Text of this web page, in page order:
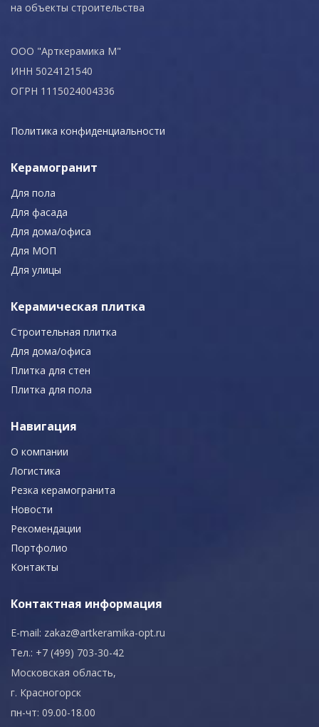
на объекты строительства
ООО "Арткерамика М"
ИНН 5024121540
ОГРН 1115024004336
Политика конфиденциальности
Керамогранит
Для пола
Для фасада
Для дома/офиса
Для МОП
Для улицы
Керамическая плитка
Строительная плитка
Для дома/офиса
Плитка для стен
Плитка для пола
Навигация
О компании
Логистика
Резка керамогранита
Новости
Рекомендации
Портфолио
Контакты
Контактная информация
E-mail: zakaz@artkeramika-opt.ru
Тел.: +7 (499) 703-30-42
Московская область,
г. Красногорск
пн-чт: 09.00-18.00